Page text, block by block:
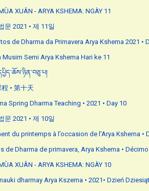
XUÂN - ARYA KSHEMA: NGÀY 11
문 2021 • 제 11일
de Dharma da Primavera Arya Kshema 2021 •
Musim Semi Arya Kshema Hari ke 11
• 第十天
Spring Dharma Teaching • 2021 • Day 10
문 2021 • 제 10일
du printemps à l’occasion de l’Arya Kshema •
de Dharma de primavera, Arya Kshema •
XUÂN - ARYA KSHEMA: NGÀY 10
dharmay Arya Kszema • 2021• Dzień